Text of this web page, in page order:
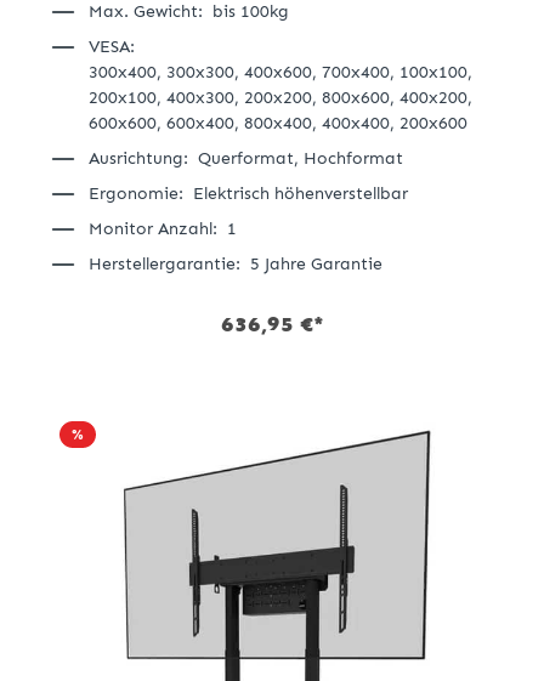
Max. Gewicht: bis 100kg
VESA:
300x400, 300x300, 400x600, 700x400, 100x100,
200x100, 400x300, 200x200, 800x600, 400x200,
600x600, 600x400, 800x400, 400x400, 200x600
Ausrichtung: Querformat, Hochformat
Ergonomie: Elektrisch höhenverstellbar
Monitor Anzahl: 1
Herstellergarantie: 5 Jahre Garantie
636,95 €*
%